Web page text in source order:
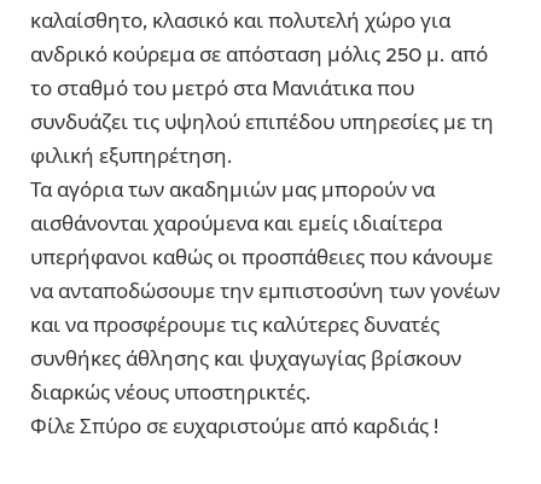
καλαίσθητο, κλασικό και πολυτελή χώρο για
ανδρικό κούρεμα σε απόσταση μόλις 250 μ. από
το σταθμό του μετρό στα Μανιάτικα που
συνδυάζει τις υψηλού επιπέδου υπηρεσίες με τη
φιλική εξυπηρέτηση.
Τα αγόρια των ακαδημιών μας μπορούν να
αισθάνονται χαρούμενα και εμείς ιδιαίτερα
υπερήφανοι καθώς οι προσπάθειες που κάνουμε
να ανταποδώσουμε την εμπιστοσύνη των γονέων
και να προσφέρουμε τις καλύτερες δυνατές
συνθήκες άθλησης και ψυχαγωγίας βρίσκουν
διαρκώς νέους υποστηρικτές.
Φίλε Σπύρο σε ευχαριστούμε από καρδιάς !